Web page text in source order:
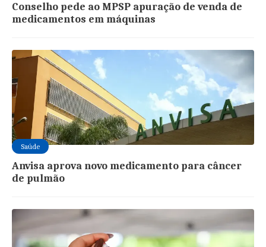
Conselho pede ao MPSP apuração de venda de
medicamentos em máquinas
Saúde
Anvisa aprova novo medicamento para câncer
de pulmão